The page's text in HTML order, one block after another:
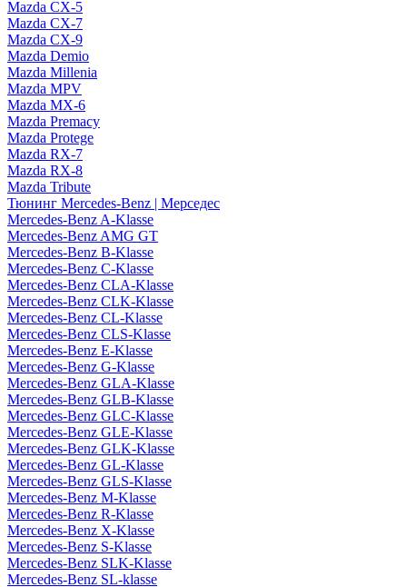
Mazda CX-5
Mazda CX-7
Mazda CX-9
Mazda Demio
Mazda Millenia
Mazda MPV
Mazda MX-6
Mazda Premacy
Mazda Protege
Mazda RX-7
Mazda RX-8
Mazda Tribute
Тюнинг Mercedes-Benz | Мерседес
Mercedes-Benz A-Klasse
Mercedes-Benz AMG GT
Mercedes-Benz B-Klasse
Mercedes-Benz C-Klasse
Mercedes-Benz CLA-Klasse
Mercedes-Benz CLK-Klasse
Mercedes-Benz CL-Klasse
Mercedes-Benz CLS-Klasse
Mercedes-Benz E-Klasse
Mercedes-Benz G-Klasse
Mercedes-Benz GLA-Klasse
Mercedes-Benz GLB-Klasse
Mercedes-Benz GLC-Klasse
Mercedes-Benz GLE-Klasse
Mercedes-Benz GLK-Klasse
Mercedes-Benz GL-Klasse
Mercedes-Benz GLS-Klasse
Mercedes-Benz M-Klasse
Mercedes-Benz R-Klasse
Mercedes-Benz X-Klasse
Mercedes-Benz S-Klasse
Mercedes-Benz SLK-Klasse
Mercedes-Benz SL-klasse